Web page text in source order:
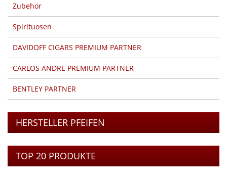
Zubehör
Spirituosen
DAVIDOFF CIGARS PREMIUM PARTNER
CARLOS ANDRE PREMIUM PARTNER
BENTLEY PARTNER
HERSTELLER PFEIFEN
TOP 20 PRODUKTE